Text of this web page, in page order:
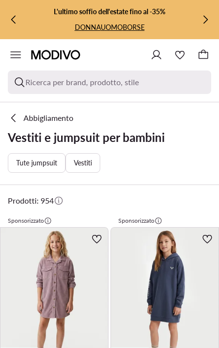
VAI AL CONTENUTO PRINCIPALE
VAI ALLA RICERCAL'ultimo soffio dell'estate fino al -35%
DONNAUOMOBORSE
Ricerca per brand, prodotto, stile
Abbigliamento
Vestiti e jumpsuit per bambini
Tute jumpsuit Vestiti
Prodotti: 954
Sponsorizzato Sponsorizzato